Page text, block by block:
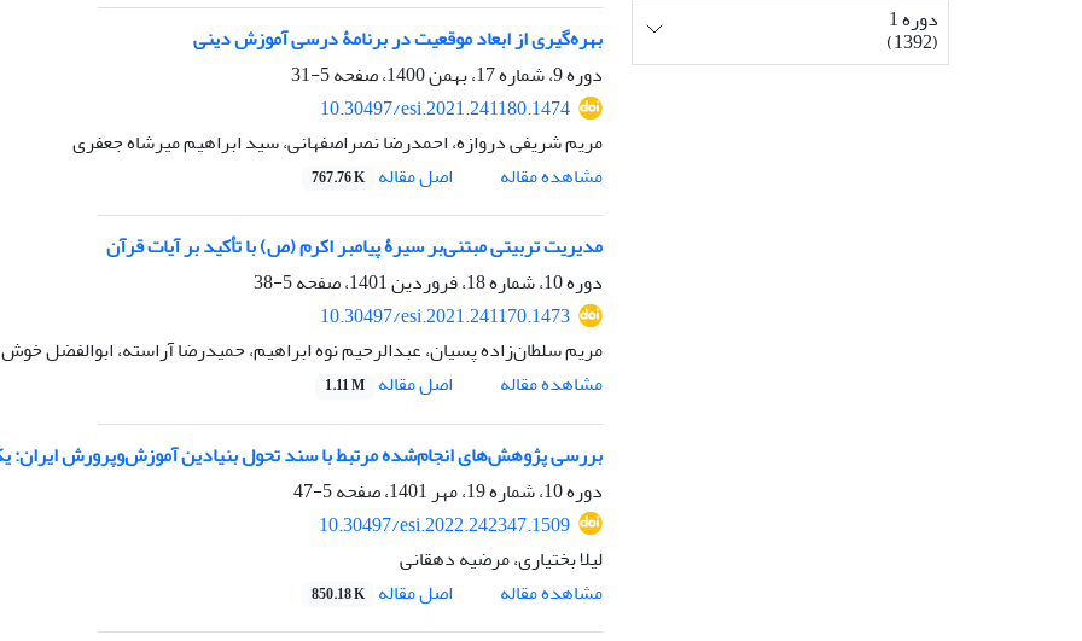
بهره‌گیری از ابعاد موقعیت در برنامۀ درسی آموزش دینی
دوره 9، شماره 17، بهمن 1400، صفحه
5-31
10.30497/esi.2021.241180.1474
مریم شریفی دروازه، احمدرضا نصراصفهانی، سید ابراهیم میرشاه جعفری
مشاهده مقاله
اصل مقاله 767.76 K
مدیریت تربیتی مبتنی‌بر سیرۀ پیامبر اکرم (ص) با تأکید بر آیات قرآن
دوره 10، شماره 18، فروردین 1401، صفحه
5-38
10.30497/esi.2021.241170.1473
مریم سلطان‌زاده پسیان، عبدالرحیم نوه ابراهیم، حمیدرضا آراسته، ابوالفضل
مشاهده مقاله
اصل مقاله 1.11 M
بررسی پژوهش‌های انجام‌شده مرتبط با سند تحول بنیادین آموزش‌وپرورش ایران:
دوره 10، شماره 19، مهر 1401، صفحه
5-47
10.30497/esi.2022.242347.1509
لیلا بختیاری، مرضیه دهقانی
مشاهده مقاله
اصل مقاله 850.18 K
دوره 1
(1392)